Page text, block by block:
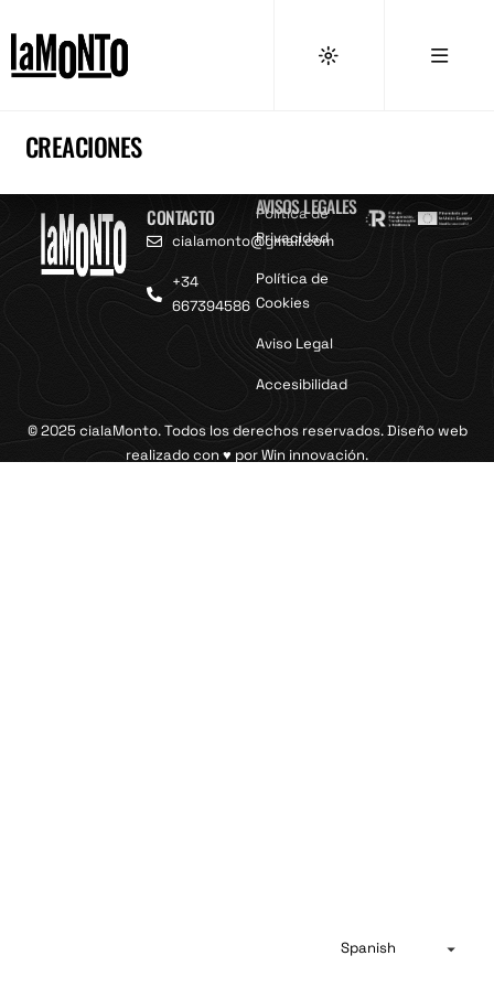
CREACIONES
CONTACTO
cialamonto@gmail.com
+34
667394586
AVISOS LEGALES
Política de
Privacidad
Política de
Cookies
Aviso Legal
Accesibilidad
© 2025 cialaMonto. Todos los derechos reservados. Diseño web
realizado con ♥ porWin innovación.